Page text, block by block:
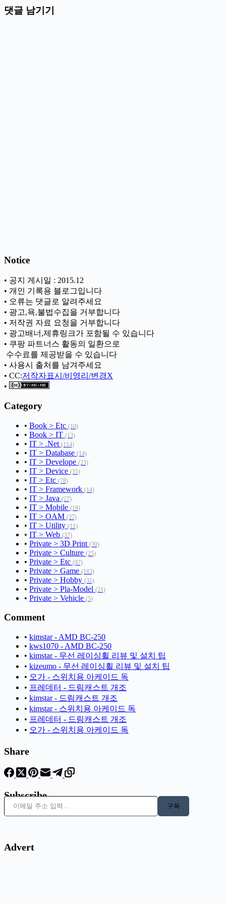
댓글 남기기
Notice
• 공지 게시일 : 2015.12
• 개인 기록용 블로그입니다
• 오류는 댓글로 알려주세요
• 광고,욕,불법수집을 거부합니다
• 저작권 자료 요청을 거부합니다
• 광고배너,제휴링크가 포함될 수 있습니다
• 쿠팡 파트너스 활동의 일환으로
ㅤ 수수료를 제공받을 수 있습니다
• 사용시 출처를 남겨주세요
• CC:저작자표시/비영리/변경X
•
Category
• Book > Etc (10)
• Book > IT (13)
• IT > .Net (114)
• IT > Database (14)
• IT > Develope (23)
• IT > Device (35)
• IT > Etc (78)
• IT > Framework (14)
• IT > Java (27)
• IT > Mobile (18)
• IT > OAM (27)
• IT > Utility (11)
• IT > Web (37)
• Private > 3D Print (39)
• Private > Culture (25)
• Private > Etc (97)
• Private > Game (183)
• Private > Hobby (31)
• Private > Pla-Model (21)
• Private > Vehicle (5)
Comment
• kimstar - AMD BC-250
• kws1070 - AMD BC-250
• kimstar - 무선 레이싱휠 리뷰 및 설치 팁
• kizeumo - 무선 레이싱휠 리뷰 및 설치 팁
• 오가 - 스위치용 아케이드 독
• 프레데터 - 드림캐스트 개조
• kimstar - 드림캐스트 개조
• kimstar - 스위치용 아케이드 독
• 프레데터 - 드림캐스트 개조
• 오가 - 스위치용 아케이드 독
Share
Subscribe
이메일 주소 입력…
구독
Advert